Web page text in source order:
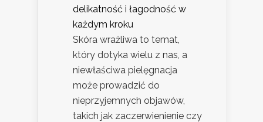
delikatność i łagodność w
każdym kroku
Skóra wrażliwa to temat,
który dotyka wielu z nas, a
niewłaściwa pielęgnacja
może prowadzić do
nieprzyjemnych objawów,
takich jak zaczerwienienie czy